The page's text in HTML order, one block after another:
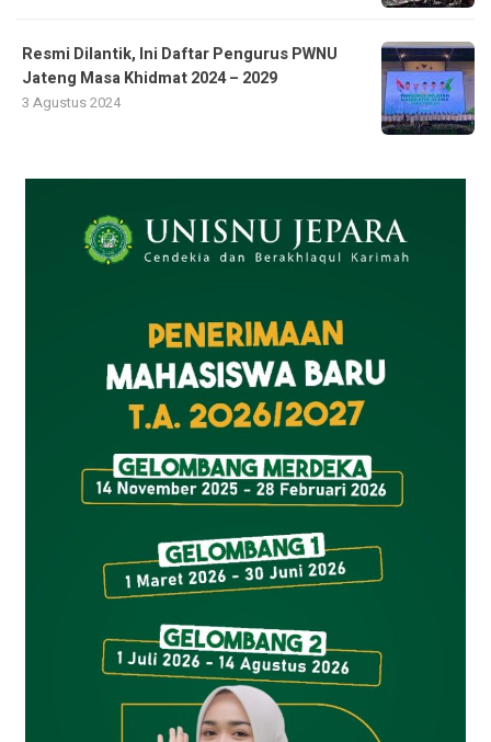
Resmi Dilantik, Ini Daftar Pengurus PWNU
Jateng Masa Khidmat 2024 – 2029
3 Agustus 2024